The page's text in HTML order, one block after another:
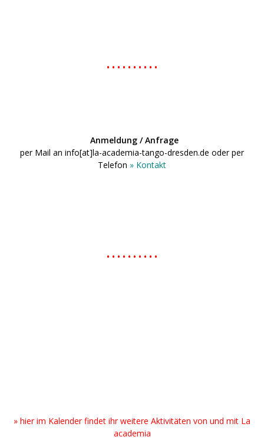
• • • • • • • • • •
Anmeldung / Anfrage
per Mail an info[at]la-academia-tango-dresden.de oder per
Telefon » Kontakt
• • • • • • • • • •
» hier im Kalender findet ihr weitere Aktivitäten von und mit La
academia